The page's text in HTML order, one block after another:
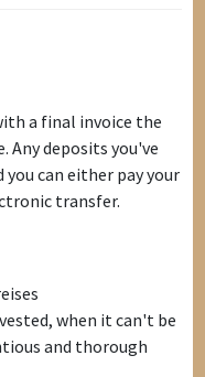
a final invoice the
Any deposits you've
can either pay your
transfer.
when it can't be
and thorough